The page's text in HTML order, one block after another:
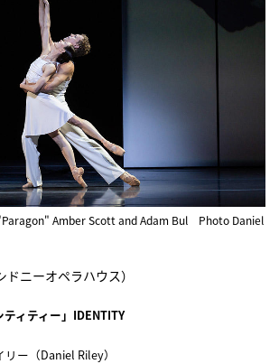
Amber Scott and Adam Bul Photo Daniel
ニーオペラハウス）
ィティー」IDENTITY
ー（Daniel Riley）